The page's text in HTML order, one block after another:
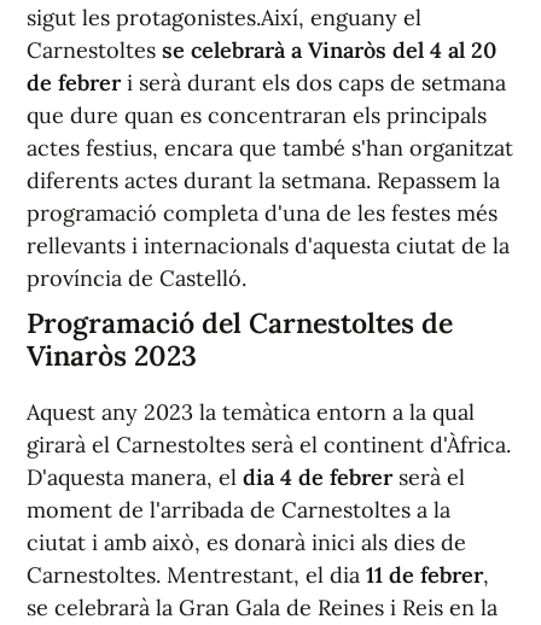
sigut les protagonistes.Així, enguany el
Carnestoltes se celebrarà a Vinaròs del 4 al 20
de febreri serà durant els dos caps de setmana
que dure quan es concentraran els principals
actes festius, encara que també s'han organitzat
diferents actes durant la setmana. Repassem la
programació completa d'una de les festes més
rellevants i internacionals d'aquesta ciutat de la
província de Castelló.
Programació del Carnestoltes de
Vinaròs 2023
Aquest any 2023 la temàtica entorn a la qual
girarà el Carnestoltes serà el continent d'Àfrica.
D'aquesta manera, el dia 4 de febrerserà el
moment de l'arribada de Carnestoltes a la
ciutat i amb això, es donarà inici als dies de
Carnestoltes. Mentrestant, el dia 11 de febrer,
se celebrarà la Gran Gala de Reines i Reis en la